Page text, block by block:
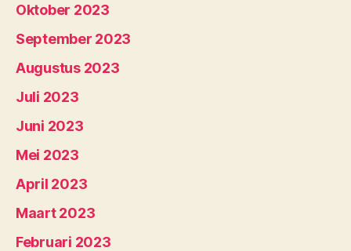
Oktober 2023
September 2023
Augustus 2023
Juli 2023
Juni 2023
Mei 2023
April 2023
Maart 2023
Februari 2023